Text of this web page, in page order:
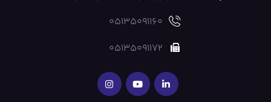
05135091160
05135091172